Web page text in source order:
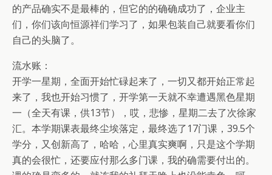
的产品确实不是最棒的，但它的的确确成功了，企业主
们，你们该向恒源祥们学习了，如果包装自己就要看你们
自己的头脑了。
流水账：
开学一星期，全面开始忙碌起来了，一切又都开始正常起
来了，我也开始习惯了，开学第一天就不幸遭遇黑色星期
一（全天有课，供13节），哎，悲惨，星期二去了次徐家
汇。本学期课表最终尘埃落定，最终选了17门课，39.5个
学分，又创新高了，哈哈，心里真实爽啊，只是这个学期
真的会很忙，还要应付那么多门课，我的确需要付出的。